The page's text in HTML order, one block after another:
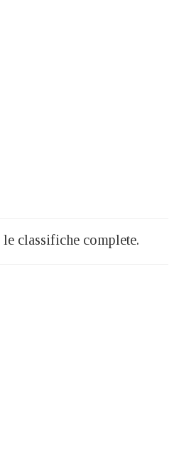
le classifiche complete.